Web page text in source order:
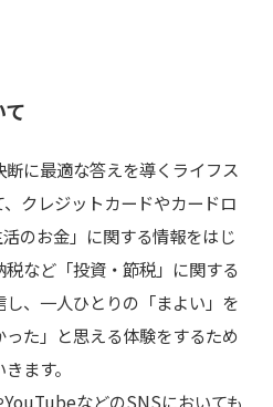
断に最適な答えを導くライフス
クレジットカードやカードロ
のお金」に関する情報をはじ
など「投資・節税」に関する
、一人ひとりの「まよい」を
た」と思える体験をするため
ます。
などのSNSにおいても